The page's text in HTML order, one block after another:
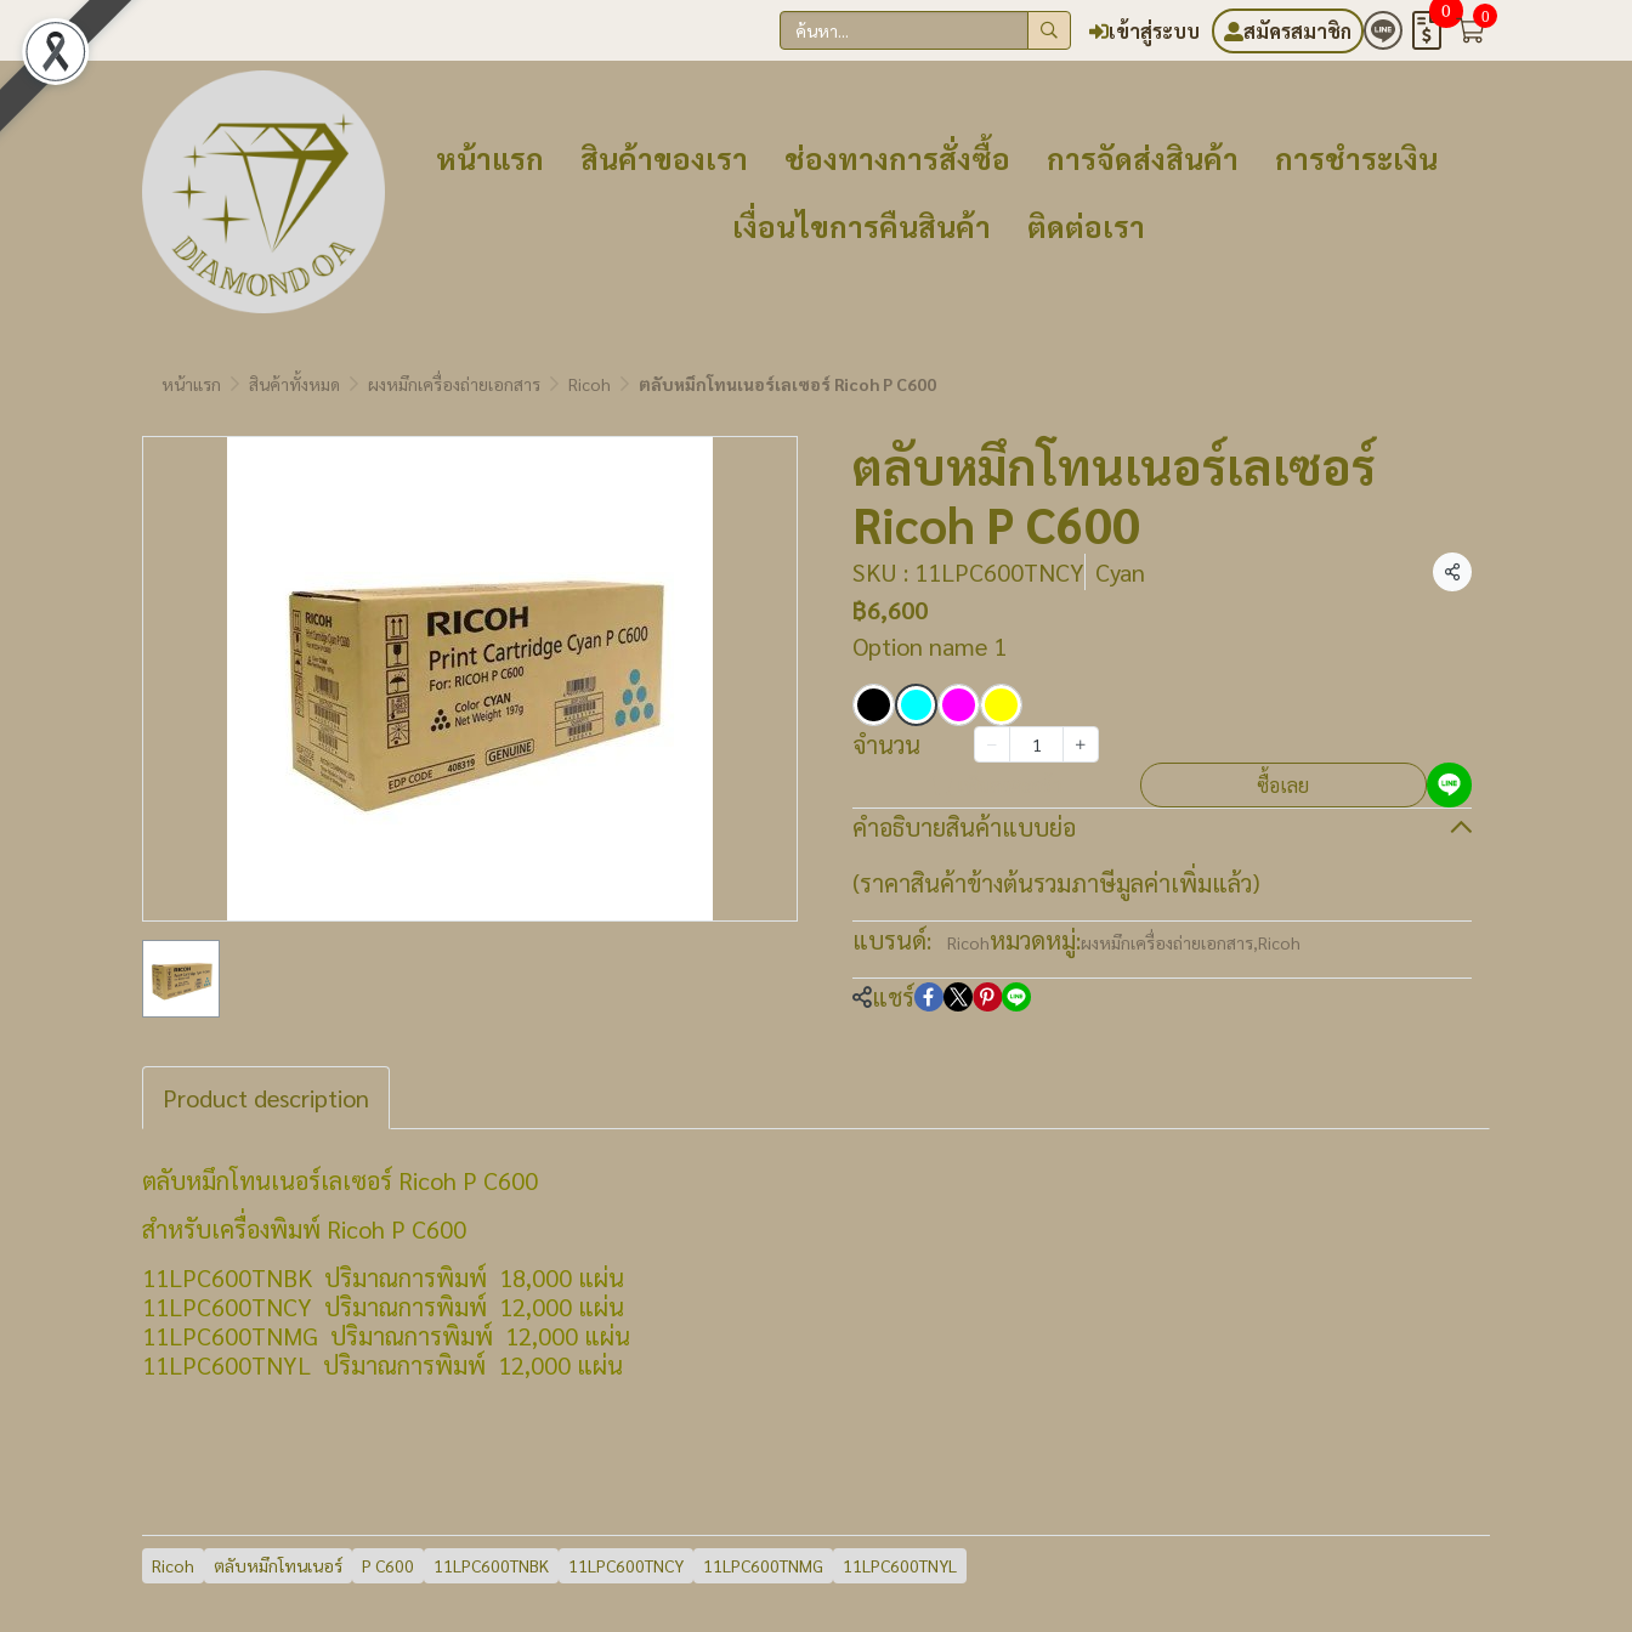
เข้าสู่ระบบ สมัครสมาชิก
0 0
หน้าแรก สินค้าของเรา ช่องทางการสั่งซื้อ การจัดส่งสินค้า
การชำระเงิน
เงื่อนไขการคืนสินค้า
ติดต่อเรา
หน้าแรก สินค้าทั้งหมด ผงหมึกเครื่องถ่ายเอกสาร Ricoh ตลับหมึกโทนเนอร์เลเซอร์ Ricoh P C600
ตลับหมึกโทนเนอร์เลเซอร์
Ricoh P C600
SKU : 11LPC600TNCY Cyan แชร์
฿6,600
Option name 1
จำนวน
ซื้อเลย
คำอธิบายสินค้าแบบย่อ
(ราคาสินค้าข้างต้นรวมภาษีมูลค่าเพิ่มแล้ว)
แบรนด์:
Ricohหมวดหมู่:ผงหมึกเครื่องถ่ายเอกสาร,Ricoh
แชร์
Product description
ตลับหมึกโทนเนอร์เลเซอร์ Ricoh P C600
สำหรับเครื่องพิมพ์ Ricoh P C600
11LPC600TNBK ปริมาณการพิมพ์ 18,000 แผ่น
11LPC600TNCY ปริมาณการพิมพ์ 12,000 แผ่น
11LPC600TNMG ปริมาณการพิมพ์ 12,000 แผ่น
11LPC600TNYL ปริมาณการพิมพ์ 12,000 แผ่น
Ricoh ตลับหมึกโทนเนอร์ P C600 11LPC600TNBK 11LPC600TNCY 11LPC600TNMG 11LPC600TNYL